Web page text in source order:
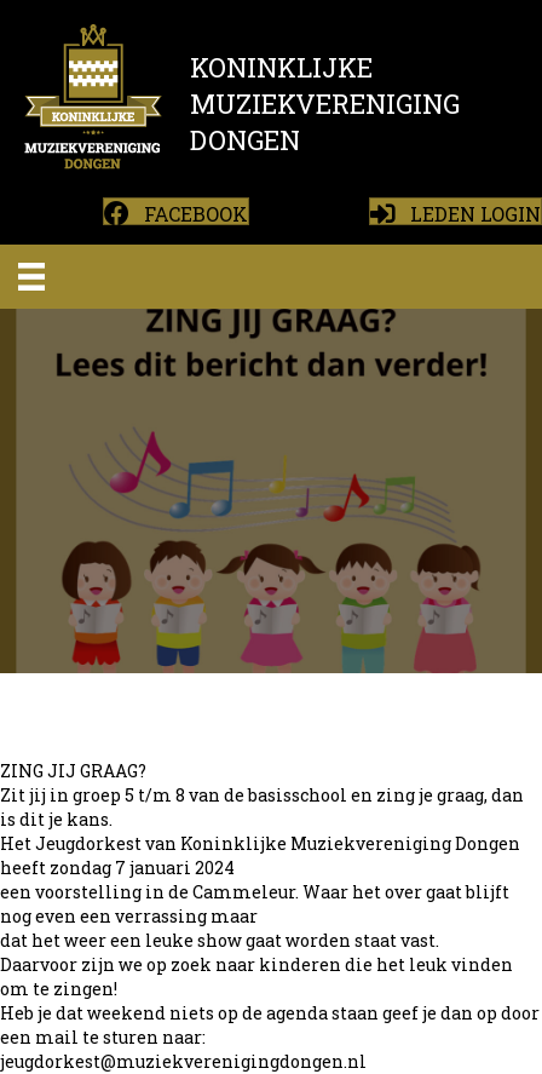
KONINKLIJKE
MUZIEKVERENIGING
DONGEN
FACEBOOK LEDEN LOGIN
ZING JIJ GRAAG?
Zit jij in groep 5 t/m 8 van de basisschool en zing je graag, dan
is dit je kans.
Het Jeugdorkest van Koninklijke Muziekvereniging Dongen
heeft zondag 7 januari 2024
een voorstelling in de Cammeleur. Waar het over gaat blijft
nog even een verrassing maar
dat het weer een leuke show gaat worden staat vast.
Daarvoor zijn we op zoek naar kinderen die het leuk vinden
om te zingen!
Heb je dat weekend niets op de agenda staan geef je dan op door
een mail te sturen naar:
jeugdorkest@muziekverenigingdongen.nl